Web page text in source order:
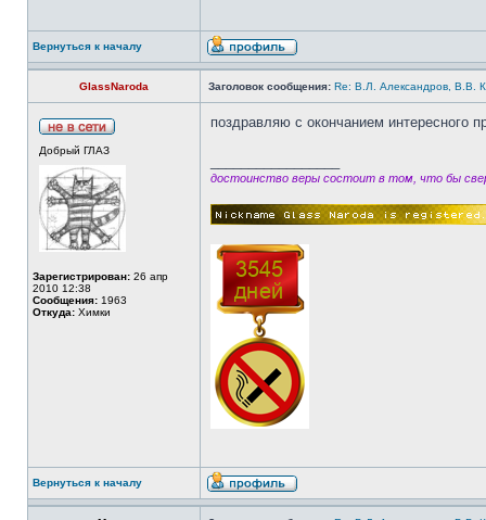
Вернуться к началу
GlassNaroda Заголовок сообщения: Re: В.Л. Александров, В.В.
Добрый ГЛАЗ
Зарегистрирован: 26 апр
2010 12:38
Сообщения: 1963
Откуда: Химки
поздравляю с окончанием интересного
достоинство веры состоит в том, что бы
Вернуться к началу